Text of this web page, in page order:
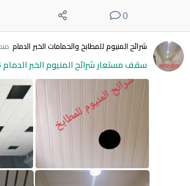
0
شرائح المنيوم للمطابخ والحمامات الخبر الدمام
سقف مستعار شرائح المنيوم الخبر الدمام 0506215905